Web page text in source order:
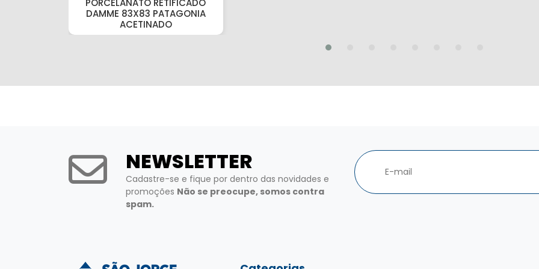
DAMME 83X83 PATAGONIA
ACETINADO
NEWSLETTER
Cadastre-se e fique por dentro das novidades e
promoções Não se preocupe, somos contra
spam.